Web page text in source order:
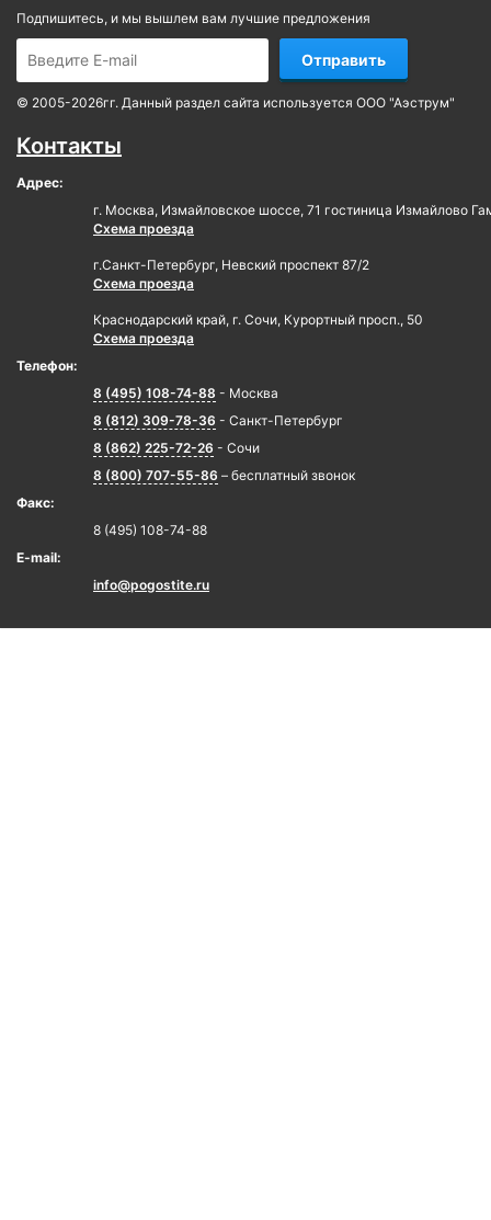
Подпишитесь, и мы вышлем вам лучшие предложения
Отправить
© 2005-2026гг. Данный раздел сайта используется ООО "Аэструм"
Контакты
Адрес:
г. Москва, Измайловское шоссе, 71 гостиница Измайлово
Схема проезда
г.Санкт-Петербург, Невский проспект 87/2
Схема проезда
Краснодарский край, г. Сочи, Курортный просп., 50
Схема проезда
Телефон:
8 (495) 108-74-88 - Москва
8 (812) 309-78-36 - Санкт-Петербург
8 (862) 225-72-26 - Сочи
8 (800) 707-55-86 – бесплатный звонок
Факс:
8 (495) 108-74-88
E-mail:
info@pogostite.ru